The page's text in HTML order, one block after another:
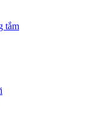
tắm